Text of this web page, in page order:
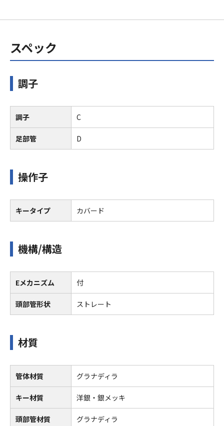
スペック
調子
調子 C
足部管 D
操作子
キータイプ カバード
機構/構造
Eメカニズム 付
頭部管形状 ストレート
材質
管体材質 グラナディラ
キー材質 洋銀・銀メッキ
頭部管材質 グラナディラ